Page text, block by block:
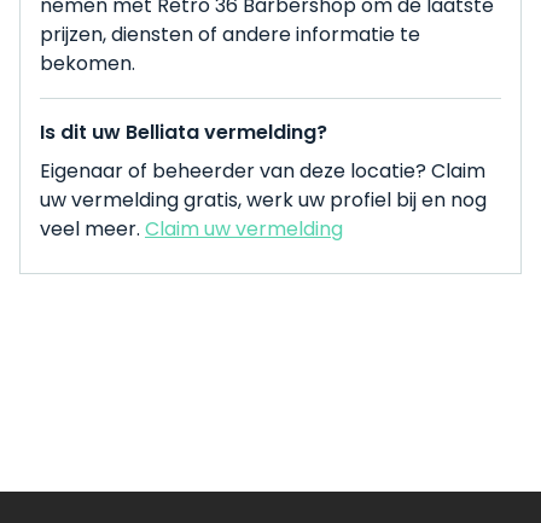
prijzen, diensten of andere informatie te
bekomen.
Is dit uw Belliata vermelding?
Eigenaar of beheerder van deze locatie? Claim
uw vermelding gratis, werk uw profiel bij en nog
veel meer. Claim uw vermelding